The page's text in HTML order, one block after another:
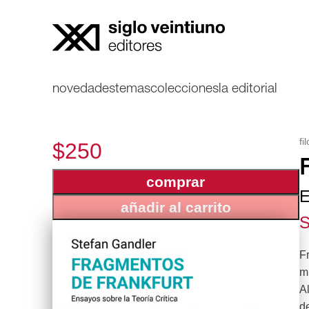
novedadestemascolecciones la editorial
$250
añadir al carrito
comprar